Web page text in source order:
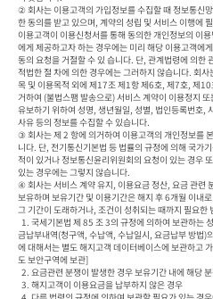
② 회사는 이용고객의 가입정보를 수집할 때 정보통신
한 동의를 받고 있으며, 계약의 성립 및 서비스 이행에
이용고객이 이용신청서를 통해 동의한 개인정보의 이
에게 제공하고자 하는 경우에는 미리 해당 이용고객에
동의 요청을 거절할 수 있 습니다. 단, 관계법령에 의한
적법한 절 차에 의한 경우에는 그러하지 않습니다. 회
목 및 이용목적 외에 제17조 제1항 제6호, 제7호, 제
거하여 (불법스팸 발송으로) 서비스 계약이 이용정지
유보하기 위하여 성명, 생년월일, 성별, 법인등록번호,
사유 등의 정보를 수집할 수 있습니다.
③ 회사는 제 2 항에 의거하여 이용고객의 개인정보를
니다. 단, 전기통신기본법 등 법률의 규정에 의해 국가
적이 있거나 정보통신윤리위원회의 요청이 있는 경우
있는 경우에는 그렇지 않습니다.
④ 회사는 서비스 계약 유지, 이용요금 정산, 요금 관련
보유하며 보유기간 및 이용기간은 해지 후 6개월 이내
그 기간이 도래하거나, 조건이 성취되는 때까지 필요한
금납부내역(청구액, 수납액, 수납일시, 요금납부 방법)
에 대해서는 별도 해지고객 데이터베이스에 보관하고
도 보안구역에 보관]